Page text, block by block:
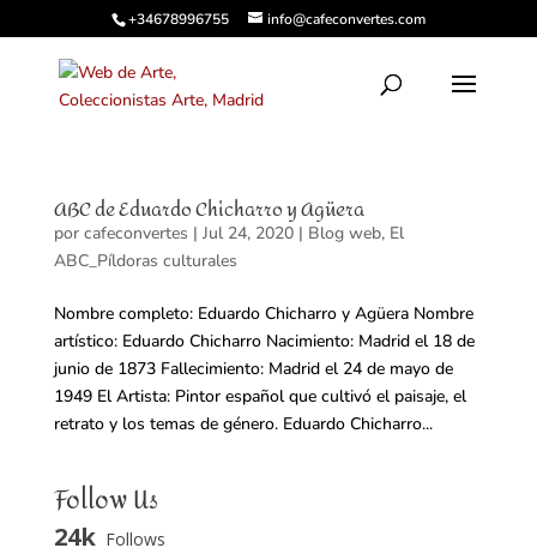
+34678996755 info@cafeconvertes.com
ABC de Eduardo Chicharro y Agüera
por cafeconvertes | Jul 24, 2020| Blog web, El
ABC_Píldoras culturales
Nombre completo: Eduardo Chicharro y Agüera Nombre
artístico: Eduardo Chicharro Nacimiento: Madrid el 18 de
junio de 1873 Fallecimiento: Madrid el 24 de mayo de
1949 El Artista: Pintor español que cultivó el paisaje, el
retrato y los temas de género. Eduardo Chicharro...
Follow Us
24k Follows